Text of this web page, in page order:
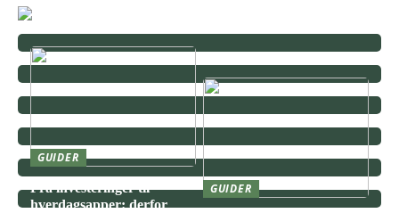
GUIDER
Fra investeringer til
hverdagsapper: derfor
GUIDER